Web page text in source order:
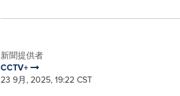
新聞提供者
CCTV+
23 9月, 2025, 19:22 CST